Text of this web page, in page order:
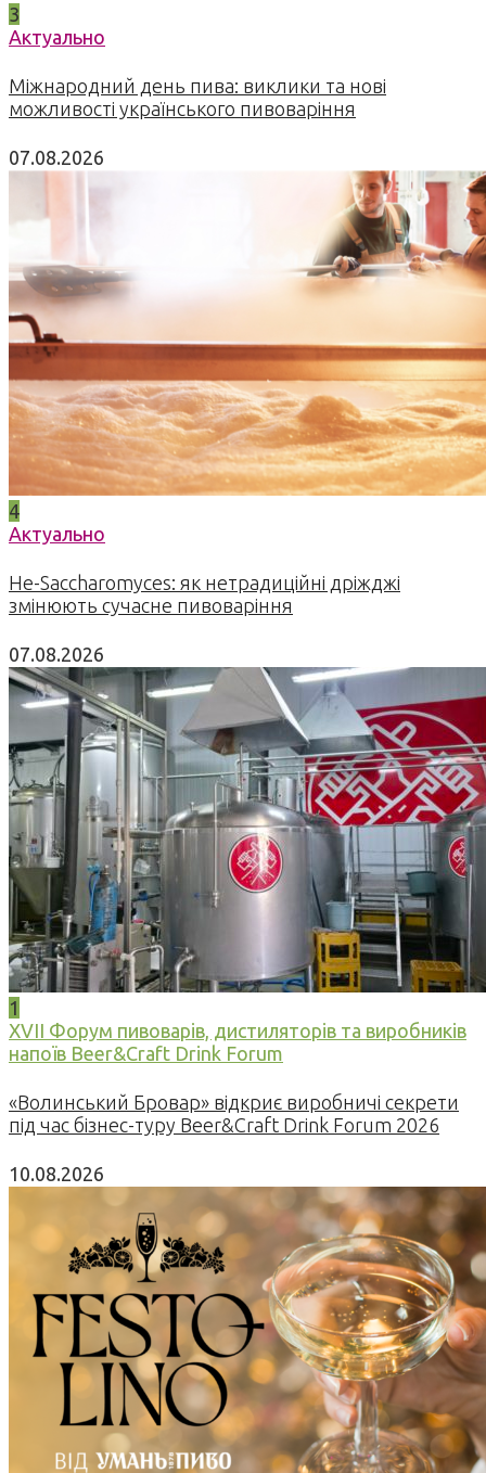
3
Актуально
Міжнародний день пива: виклики та нові
можливості українського пивоваріння
07.08.2026
4
Актуально
Не-Saccharomyces: як нетрадиційні дріжджі
змінюють сучасне пивоваріння
07.08.2026
1
XVII Форум пивоварів, дистиляторів та виробників
напоїв Beer&Craft Drink Forum
«Волинський Бровар» відкриє виробничі секрети
під час бізнес-туру Beer&Craft Drink Forum 2026
10.08.2026